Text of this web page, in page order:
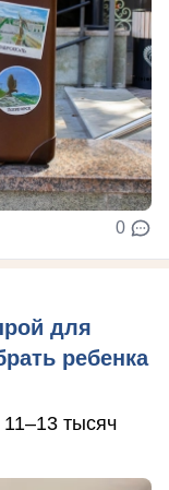
0
для
ребенка
тысяч